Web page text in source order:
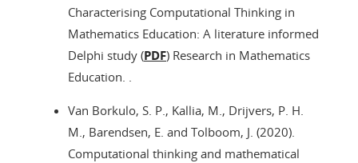
Characterising Computational Thinking in
Mathematics Education: A literature informed
Delphi study (PDF) Research in Mathematics
Education. .
Van Borkulo, S. P., Kallia, M., Drijvers, P. H.
M., Barendsen, E. and Tolboom, J. (2020).
Computational thinking and mathematical